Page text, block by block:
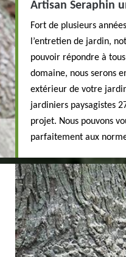
Artisan Seraphin
Fort de plusieurs
l’entretien de jardin,
pouvoir répondre à
domaine, nous serons
extérieur de votre
jardiniers paysagistes
projet. Nous pouvons
parfaitement aux